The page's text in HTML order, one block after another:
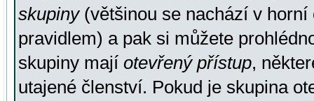
skupiny(většinou se nachází v horní
pravidlem) a pak si můžete
skupiny mají otevřený přístup,
utajené členství. Pokud je skupina